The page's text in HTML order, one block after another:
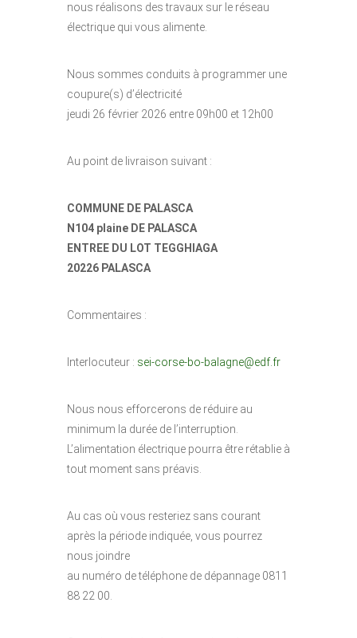
nous réalisons des travaux sur le réseau
électrique qui vous alimente.
Nous sommes conduits à programmer une
coupure(s) d’électricité
jeudi 26 février 2026 entre 09h00 et 12h00
Au point de livraison suivant :
COMMUNE DE PALASCA
N104 plaine DE PALASCA
ENTREE DU LOT TEGGHIAGA
20226 PALASCA
Commentaires :
Interlocuteur : sei-corse-bo-balagne@edf.fr
Nous nous efforcerons de réduire au
minimum la durée de l’interruption.
L’alimentation électrique pourra être rétablie à
tout moment sans préavis.
Au cas où vous resteriez sans courant
après la période indiquée, vous pourrez
nous joindre
au numéro de téléphone de dépannage 0811
88 22 00.